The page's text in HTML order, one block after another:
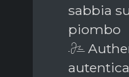
sabbia
piombo